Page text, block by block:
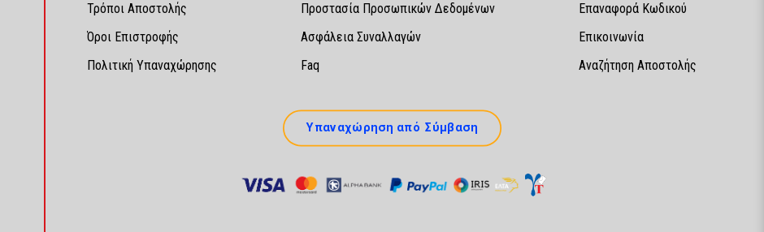
Τρόποι Αποστολής
Όροι Επιστροφής
Πολιτική Υπαναχώρησης
Προστασία Προσωπικών Δεδομένων
Ασφάλεια Συναλλαγών
Faq
Επαναφορά Κωδικού
Επικοινωνία
Αναζήτηση Αποστολής
Υπαναχώρηση από Σύμβαση